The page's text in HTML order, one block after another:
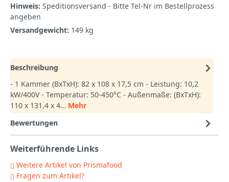
Hinweis: Speditionsversand - Bitte Tel-Nr im Bestellprozess
angeben
Versandgewicht: 149 kg
Beschreibung
- 1 Kammer (BxTxH): 82 x 108 x 17,5 cm - Leistung: 10,2
kW/400V - Temperatur: 50-450°C - Außenmaße: (BxTxH):
110 x 131,4 x 4… Mehr
Bewertungen
Weiterführende Links
Weitere Artikel von Prismafood
Fragen zum Artikel?